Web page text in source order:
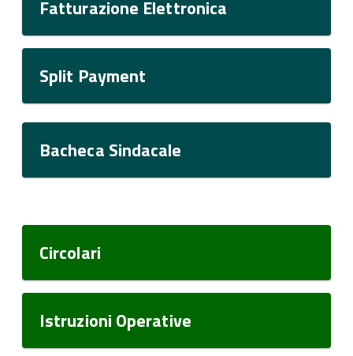
Fatturazione Elettronica
Split Payment
Bacheca Sindacale
Circolari
Istruzioni Operative